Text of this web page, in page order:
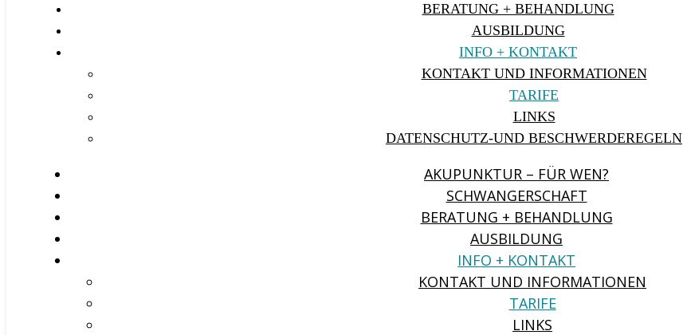
BERATUNG + BEHANDLUNG
AUSBILDUNG
INFO + KONTAKT
KONTAKT UND INFORMATIONEN
TARIFE
LINKS
DATENSCHUTZ-UND BESCHWERDEREGELN
AKUPUNKTUR – FÜR WEN?
SCHWANGERSCHAFT
BERATUNG + BEHANDLUNG
AUSBILDUNG
INFO + KONTAKT
KONTAKT UND INFORMATIONEN
TARIFE
LINKS